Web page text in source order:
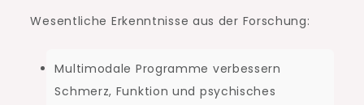
Wesentliche Erkenntnisse aus der Forschung:
Multimodale Programme verbessern
Schmerz, Funktion und psychisches